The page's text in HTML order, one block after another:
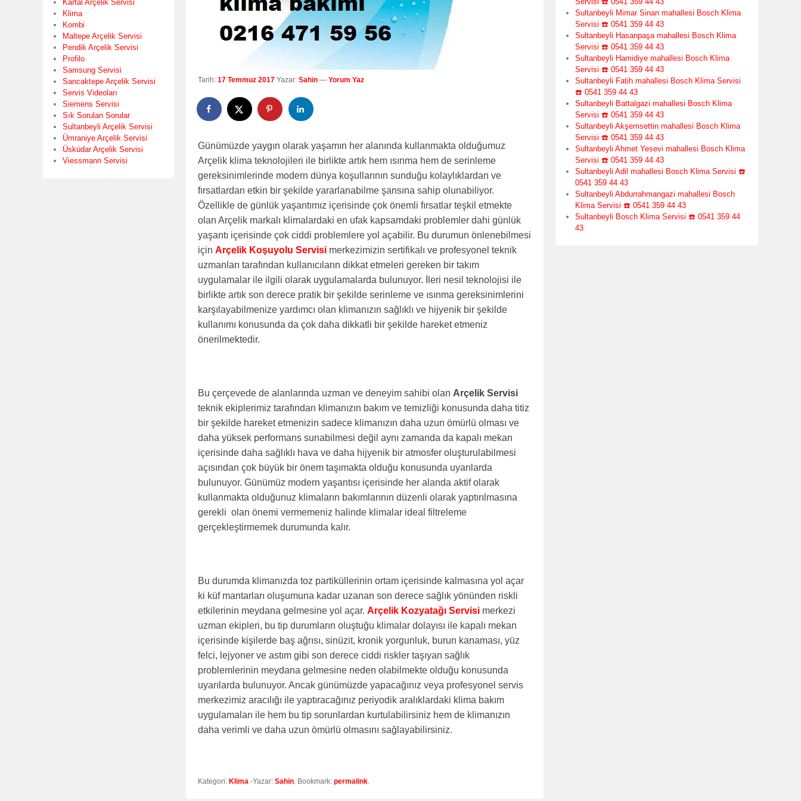
Tarih: 17 Temmuz 2017 Yazar: Sahin — Yorum Yaz
Günümüzde yaygın olarak yaşamın her alanında kullanmakta olduğumuz
Arçelik klima teknolojileri ile birlikte artık hem ısınma hem de serinleme
gereksinimlerinde modern dünya koşullarının sunduğu kolaylıklardan ve
fırsatlardan etkin bir şekilde yararlanabilme şansına sahip olunabiliyor.
Özellikle de günlük yaşantımız içerisinde çok önemli fırsatlar teşkil etmekte
olan Arçelik markalı klimalardaki en ufak kapsamdaki problemler dahi günlük
yaşantı içerisinde çok ciddi problemlere yol açabilir. Bu durumun önlenebilmesi
için Arçelik Koşuyolu Servisi merkezimizin sertifikalı ve profesyonel teknik
uzmanları tarafından kullanıcıların dikkat etmeleri gereken bir takım
uygulamalar ile ilgili olarak uygulamalarda bulunuyor. İleri nesil teknolojisi ile
birlikte artık son derece pratik bir şekilde serinleme ve ısınma gereksinimlerini
karşılayabilmenize yardımcı olan klimanızın sağlıklı ve hijyenik bir şekilde
kullanımı konusunda da çok daha dikkatli bir şekilde hareket etmeniz
önerilmektedir.
Bu çerçevede de alanlarında uzman ve deneyim sahibi olan Arçelik Servisi
teknik ekiplerimiz tarafından klimanızın bakım ve temizliği konusunda daha titiz
bir şekilde hareket etmenizin sadece klimanızın daha uzun ömürlü olması ve
daha yüksek performans sunabilmesi değil aynı zamanda da kapalı mekan
içerisinde daha sağlıklı hava ve daha hijyenik bir atmosfer oluşturulabilmesi
açısından çok büyük bir önem taşımakta olduğu konusunda uyarılarda
bulunuyor. Günümüz modern yaşantısı içerisinde her alanda aktif olarak
kullanmakta olduğunuz klimaların bakımlarının düzenli olarak yaptırılmasına
gerekli olan önemi vermemeniz halinde klimalar ideal filtreleme
gerçekleştirmemek durumunda kalır.
Bu durumda klimanızda toz partiküllerinin ortam içerisinde kalmasına yol açar
ki küf mantarları oluşumuna kadar uzanan son derece sağlık yönünden riskli
etkilerinin meydana gelmesine yol açar. Arçelik Kozyatağı Servisi merkezi
uzman ekipleri, bu tip durumların oluştuğu klimalar dolayısı ile kapalı mekan
içerisinde kişilerde baş ağrısı, sinüzit, kronik yorgunluk, burun kanaması, yüz
felci, lejyoner ve astım gibi son derece ciddi riskler taşıyan sağlık
problemlerinin meydana gelmesine neden olabilmekte olduğu konusunda
uyarılarda bulunuyor. Ancak günümüzde yapacağınız veya profesyonel servis
merkezimiz aracılığı ile yaptıracağınız periyodik aralıklardaki klima bakım
uygulamaları ile hem bu tip sorunlardan kurtulabilirsiniz hem de klimanızın
daha verimli ve daha uzun ömürlü olmasını sağlayabilirsiniz.
Kategori: Klima -Yazar: Sahin. Bookmark: permalink.
Sultanbeyli Mimar Sinan mahallesi Bosch Klima
Servisi ☎️ 0541 359 44 43
Sultanbeyli Hasanpaşa mahallesi Bosch Klima
Servisi ☎️ 0541 359 44 43
Sultanbeyli Hamidiye mahallesi Bosch Klima
Servisi ☎️ 0541 359 44 43
Sultanbeyli Fatih mahallesi Bosch Klima Servisi
☎️ 0541 359 44 43
Sultanbeyli Battalgazi mahallesi Bosch Klima
Servisi ☎️ 0541 359 44 43
Sultanbeyli Akşemsettin mahallesi Bosch Klima
Servisi ☎️ 0541 359 44 43
Sultanbeyli Ahmet Yesevi mahallesi Bosch Klima
Servisi ☎️ 0541 359 44 43
Sultanbeyli Adil mahallesi Bosch Klima Servisi ☎️
0541 359 44 43
Sultanbeyli Abdurrahmangazi mahallesi Bosch
Klima Servisi ☎️ 0541 359 44 43
Sultanbeyli Bosch Klima Servisi ☎️ 0541 359 44
43
Kartal Arçelik Servisi
Klima
Kombi
Maltepe Arçelik Servisi
Pendik Arçelik Servisi
Profilo
Samsung Servisi
Sancaktepe Arçelik Servisi
Servis Videoları
Siemens Servisi
Sık Sorulan Sorular
Sultanbeyli Arçelik Servisi
Ümraniye Arçelik Servisi
Üsküdar Arçelik Servisi
Viessmann Servisi